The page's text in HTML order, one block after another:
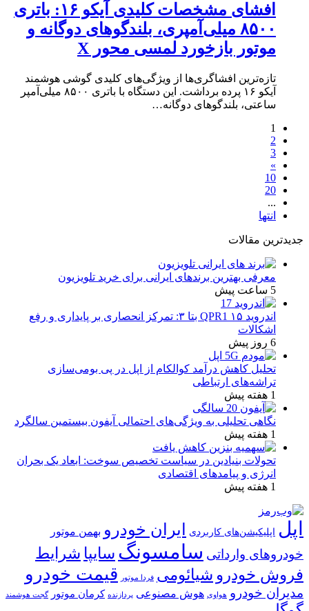
افشای مشخصات کلیدی آیکو ۱۶: باتری
۸۵۰۰ میلی‌آمپری، بلندگوهای دوگانه و
موتور بازخورد لمسی محور X
تازه‌ترین افشاگری‌ها از ویژگی‌های کلیدی گوشی هوشمند
آیکو ۱۶ پرده برداشت. این دستگاه با باتری ۸۵۰۰ میلی‌آمپر
ساعتی، بلندگوهای دوگانه…
1
2
3
»
10
20
...
انتها
جدیدترین مقالات
معرفی بهترین برندهای ایرانی برای خرید تلویزیون
5 ساعت پیش
اندروید ۱۵ QPR1 بتا ۳: تمرکز انحصاری بر پایداری و رفع
اشکالات
6 روز پیش
تحلیل کاهش درآمد کوالکام از اپل در پی بومی‌سازی
تراشه‌های ارتباطی
1 هفته پیش
نگاهی تحلیلی به ویژگی‌های احتمالی آیفون بیستمین سالگرد
1 هفته پیش
تحولات بنیادین در سیاست تخصیص سوخت: ابعاد یک بحران
انرژی و پیامدهای اقتصادی
1 هفته پیش
اپل اپلیکیشن‌های کاربردی ایران خودرو بهمن موتور
خودروهای وارداتی سامسونگ سایپا شرایط
فروش خودرو شیائومی فردا موتور قیمت خودرو
مدیران خودرو هواوی هوش مصنوعی پردازنده کرمان موتور گجت هوشمند